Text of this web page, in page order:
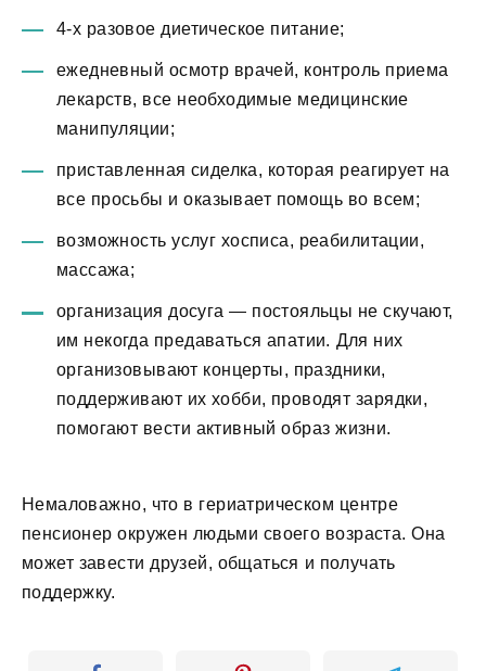
4-х разовое диетическое питание;
ежедневный осмотр врачей, контроль приема
лекарств, все необходимые медицинские
манипуляции;
приставленная сиделка, которая реагирует на
все просьбы и оказывает помощь во всем;
возможность услуг хосписа, реабилитации,
массажа;
организация досуга — постояльцы не скучают,
им некогда предаваться апатии. Для них
организовывают концерты, праздники,
поддерживают их хобби, проводят зарядки,
помогают вести активный образ жизни.
Немаловажно, что в гериатрическом центре
пенсионер окружен людьми своего возраста. Она
может завести друзей, общаться и получать
поддержку.